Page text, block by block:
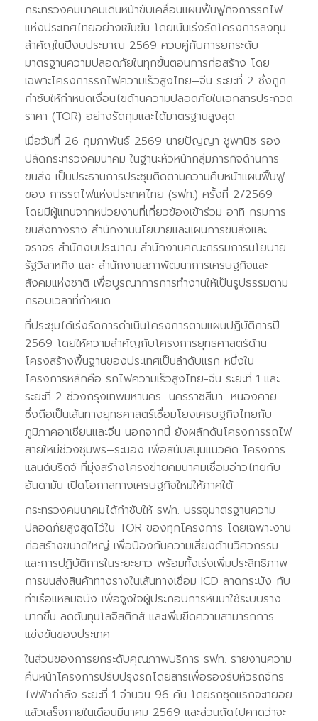
กระทรวงคมนาคมเดินหน้าขับเคลื่อนแผนฟื้นฟูกิจการรถไฟ
แห่งประเทศไทยอย่างเข้มข้น โดยเน้นเร่งรัดโครงการลงทุน
สำคัญในปีงบประมาณ 2569 ควบคู่กับการยกระดับ
มาตรฐานความปลอดภัยในทุกขั้นตอนการก่อสร้าง โดย
เฉพาะโครงการรถไฟความเร็วสูงไทย–จีน ระยะที่ 2 ซึ่งถูก
กำชับให้กำหนดเงื่อนไขด้านความปลอดภัยในเอกสารประกวด
ราคา (TOR) อย่างรัดกุมและได้มาตรฐานสูงสุด
เมื่อวันที่ 26 กุมภาพันธ์ 2569 นายปัญญา ชูพานิช รอง
ปลัดกระทรวงคมนาคม ในฐานะหัวหน้ากลุ่มภารกิจด้านการ
ขนส่ง เป็นประธานการประชุมติดตามความคืบหน้าแผนฟื้นฟู
ของ การรถไฟแห่งประเทศไทย (รฟท.) ครั้งที่ 2/2569
โดยมีผู้แทนจากหน่วยงานที่เกี่ยวข้องเข้าร่วม อาทิ กรมการ
ขนส่งทางราง สำนักงานนโยบายและแผนการขนส่งและ
จราจร สำนักงบประมาณ สำนักงานคณะกรรมการนโยบาย
รัฐวิสาหกิจ และ สำนักงานสภาพัฒนาการเศรษฐกิจและ
สังคมแห่งชาติ เพื่อบูรณาการการทำงานให้เป็นรูปธรรมตาม
กรอบเวลาที่กำหนด
ที่ประชุมได้เร่งรัดการดำเนินโครงการตามแผนปฏิบัติการปี
2569 โดยให้ความสำคัญกับโครงการยุทธศาสตร์ด้าน
โครงสร้างพื้นฐานของประเทศเป็นลำดับแรก หนึ่งใน
โครงการหลักคือ รถไฟความเร็วสูงไทย-จีน ระยะที่ 1 และ
ระยะที่ 2 ช่วงกรุงเทพมหานคร–นครราชสีมา–หนองคาย
ซึ่งถือเป็นเส้นทางยุทธศาสตร์เชื่อมโยงเศรษฐกิจไทยกับ
ภูมิภาคอาเซียนและจีน นอกจากนี้ ยังผลักดันโครงการรถไฟ
สายใหม่ช่วงชุมพร–ระนอง เพื่อสนับสนุนแนวคิด โครงการ
แลนด์บริดจ์ ที่มุ่งสร้างโครงข่ายคมนาคมเชื่อมอ่าวไทยกับ
อันดามัน เปิดโอกาสทางเศรษฐกิจใหม่ให้ภาคใต้
กระทรวงคมนาคมได้กำชับให้ รฟท. บรรจุมาตรฐานความ
ปลอดภัยสูงสุดไว้ใน TOR ของทุกโครงการ โดยเฉพาะงาน
ก่อสร้างขนาดใหญ่ เพื่อป้องกันความเสี่ยงด้านวิศวกรรม
และการปฏิบัติการในระยะยาว พร้อมทั้งเร่งเพิ่มประสิทธิภาพ
การขนส่งสินค้าทางรางในเส้นทางเชื่อม ICD ลาดกระบัง กับ
ท่าเรือแหลมฉบัง เพื่อจูงใจผู้ประกอบการหันมาใช้ระบบราง
มากขึ้น ลดต้นทุนโลจิสติกส์ และเพิ่มขีดความสามารถการ
แข่งขันของประเทศ
ในส่วนของการยกระดับคุณภาพบริการ รฟท. รายงานความ
คืบหน้าโครงการปรับปรุงรถโดยสารเพื่อรองรับหัวรถจักร
ไฟฟ้ากำลัง ระยะที่ 1 จำนวน 96 คัน โดยรถชุดแรกจะทยอย
แล้วเสร็จภายในเดือนมีนาคม 2569 และส่วนถัดไปคาดว่าจะ